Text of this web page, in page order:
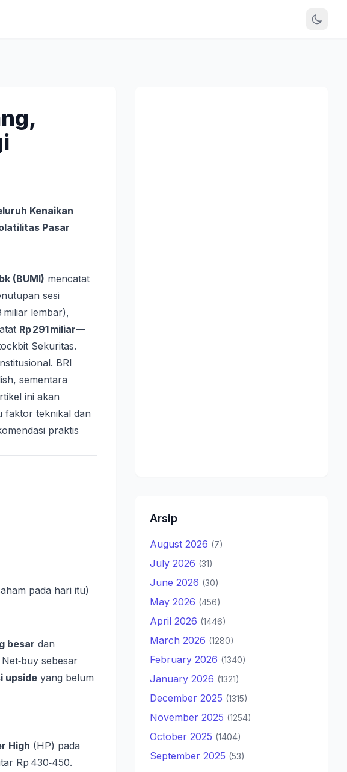
Kenaikan
Pasar
(BUMI) mencatat
sesi
miliar lembar),
Rp 291 miliar—
Sekuritas.
BRI
sementara
ini akan
faktor teknikal dan
praktis
pada hari itu)
besar dan
sebesar
upside yang belum
High (HP) pada
Rp 430‑450.
Arsip
August 2026 (7)
July 2026 (31)
June 2026 (30)
May 2026 (456)
April 2026 (1446)
March 2026 (1280)
February 2026 (1340)
January 2026 (1321)
December 2025 (1315)
November 2025 (1254)
October 2025 (1404)
September 2025 (53)